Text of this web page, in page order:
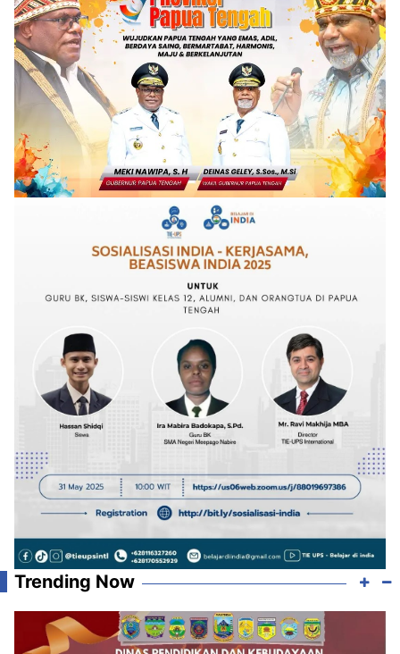
Trending Now